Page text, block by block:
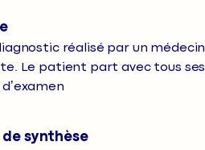
réalisé par un médecin
Le patient part avec tous ses
de synthèse